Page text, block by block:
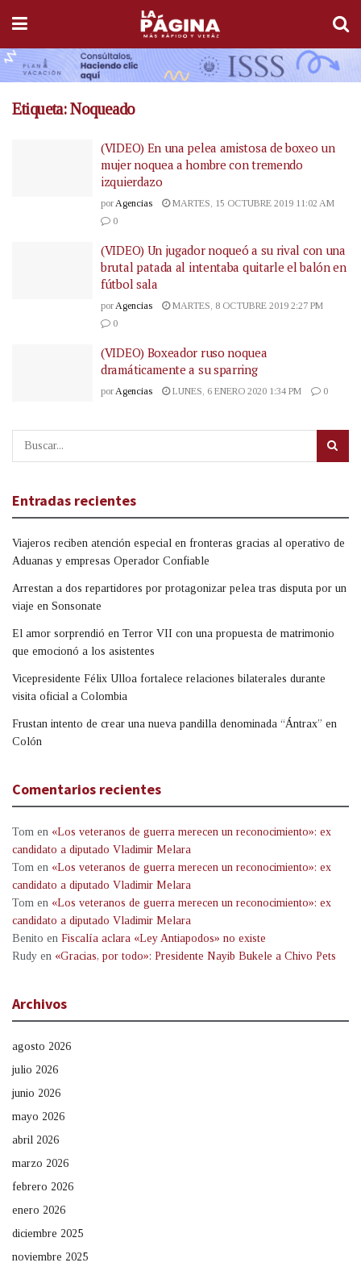
Etiqueta:Noqueado
(VIDEO) En una pelea amistosa de boxeo un
mujer noquea a hombre con tremendo
izquierdazo
por Agencias
MARTES, 15 OCTUBRE 2019 11:02 AM
0
(VIDEO) Un jugador noqueó a su rival con una
brutal patada al intentaba quitarle el balón en
fútbol sala
por Agencias
MARTES, 8 OCTUBRE 2019 2:27 PM
0
(VIDEO) Boxeador ruso noquea
dramáticamente a su sparring
por Agencias LUNES, 6 ENERO 2020 1:34 PM 0
Entradas recientes
Viajeros reciben atención especial en fronteras gracias al operativo de
Aduanas y empresas Operador Confiable
Arrestan a dos repartidores por protagonizar pelea tras disputa por un
viaje en Sonsonate
El amor sorprendió en Terror VII con una propuesta de matrimonio
que emocionó a los asistentes
Vicepresidente Félix Ulloa fortalece relaciones bilaterales durante
visita oficial a Colombia
Frustan intento de crear una nueva pandilla denominada “Ántrax” en
Colón
Comentarios recientes
Tom en «Los veteranos de guerra merecen un reconocimiento»: ex
candidato a diputado Vladimir Melara
Tom en «Los veteranos de guerra merecen un reconocimiento»: ex
candidato a diputado Vladimir Melara
Tom en «Los veteranos de guerra merecen un reconocimiento»: ex
candidato a diputado Vladimir Melara
Benito en Fiscalía aclara «Ley Antiapodos» no existe
Rudy en «Gracias, por todo»: Presidente Nayib Bukele a Chivo Pets
Archivos
agosto 2026
julio 2026
junio 2026
mayo 2026
abril 2026
marzo 2026
febrero 2026
enero 2026
diciembre 2025
noviembre 2025